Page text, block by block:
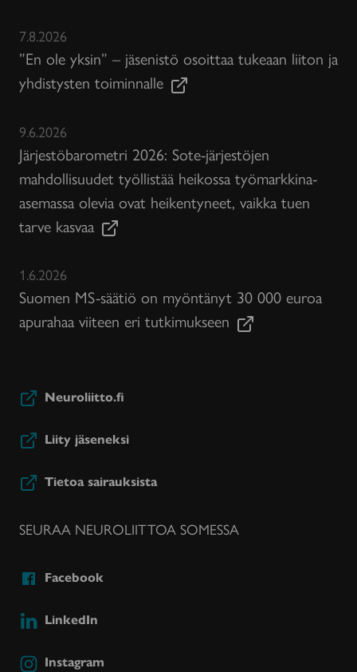
7.8.2026
”En ole yksin” – jäsenistö osoittaa tukeaan liiton ja
yhdistysten toiminnalle
9.6.2026
Järjestöbarometri 2026: Sote-järjestöjen
mahdollisuudet työllistää heikossa työmarkkina-
asemassa olevia ovat heikentyneet, vaikka tuen
tarve kasvaa
1.6.2026
Suomen MS-säätiö on myöntänyt 30 000 euroa
apurahaa viiteen eri tutkimukseen
Neuroliitto.fi
Liity jäseneksi
Tietoa sairauksista
SEURAA NEUROLIITTOA SOMESSA
Facebook
LinkedIn
Instagram